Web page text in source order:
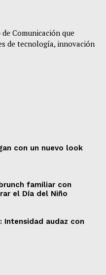
Comunicación que
de tecnología, innovación
con un nuevo look
familiar con
el Día del Niño
Intensidad audaz con